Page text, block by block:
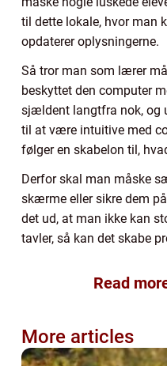
til dette lokale, hvor man
opdaterer oplysningerne.
Så tror man som lærer
beskyttet den computer
sjældent langtfra nok, og
til at være intuitive med
følger en skabelon til,
Derfor skal man måske
skærme eller sikre dem
det ud, at man ikke kan
tavler, så kan det skabe
Read
More articles